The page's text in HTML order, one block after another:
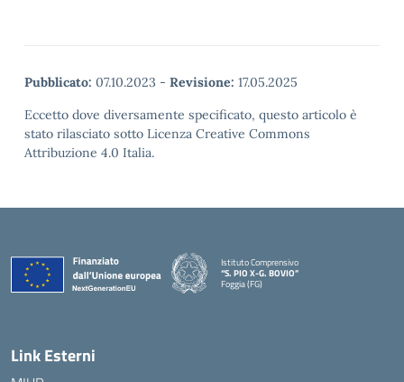
Pubblicato: 07.10.2023 - Revisione: 17.05.2025
Eccetto dove diversamente specificato, questo articolo è
stato rilasciato sotto Licenza Creative Commons
Attribuzione 4.0 Italia.
Istituto Comprensivo
“S. PIO X-G. BOVIO”
Foggia (FG)
— Visita la pagina iniziale della scuola
Link Esterni